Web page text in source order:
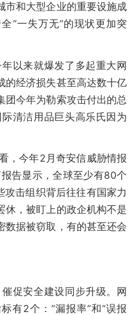
市和大型企业的重要设施成
“一失万无”的现状更加突
以来就爆发了多起重大网
的经济损失甚至高达数十亿
团今年为勒索攻击付出的总
清洁用品巨头高乐氏因为
，今年2月奇安信威胁情报
告显示，全球至少有80个
攻击组织背后往往有国家力
休，被盯上的政企机构不是
数据被窃取，有的甚至还会
促安全建设同步升级。网
有2个：“漏报率”和“误报